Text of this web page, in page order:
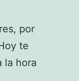
por
te
la hora